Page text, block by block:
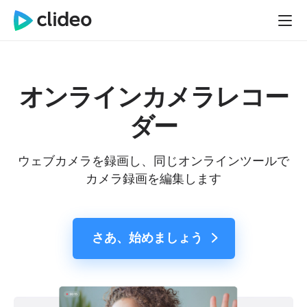
オンラインカメラレコー
ダー
ウェブカメラを録画し、同じオンラインツールで
カメラ録画を編集します
さあ、始めましょう